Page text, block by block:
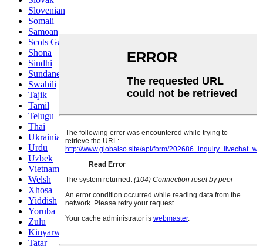
Slovenian
Somali
Samoan
Scots Gaelic
Shona
Sindhi
Sundanese
Swahili
Tajik
Tamil
Telugu
Thai
Ukrainian
Urdu
Uzbek
Vietnamese
Welsh
Xhosa
Yiddish
Yoruba
Zulu
Kinyarwanda
Tatar